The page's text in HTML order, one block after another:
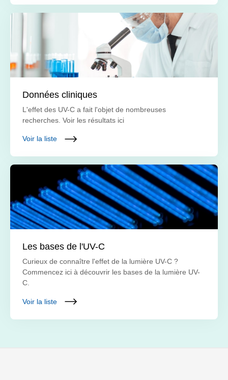
Données cliniques
L'effet des UV-C a fait l'objet de nombreuses
recherches. Voir les résultats ici
Voir la liste
Les bases de l'UV-C
Curieux de connaître l'effet de la lumière UV-C ?
Commencez ici à découvrir les bases de la lumière UV-
C.
Voir la liste